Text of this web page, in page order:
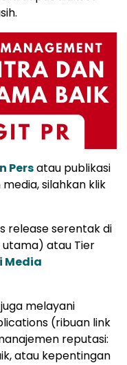
Persatau publikasi
silahkan klik
release serentak di
atau Tier
Media
melayani
(ribuan link
reputasi:
atau kepentingan